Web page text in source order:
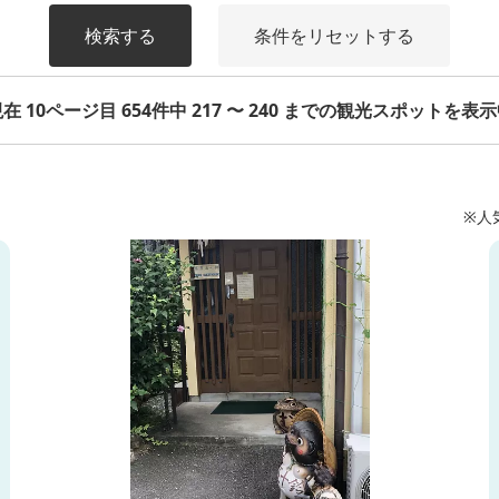
検索する 条件をリセットする
10ページ目 654件中 217 〜 240 までの観光スポットを表
※人